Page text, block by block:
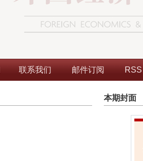
联系我们 邮件订阅 RSS
本期封面